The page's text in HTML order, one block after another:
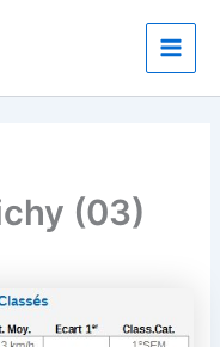
Main
(03)